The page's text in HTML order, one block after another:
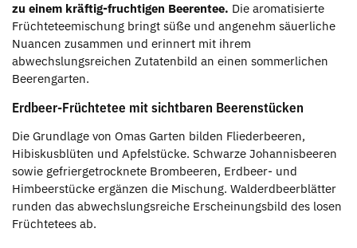
zu einem kräftig-fruchtigen Beerentee. Die aromatisierte
Früchteteemischung bringt süße und angenehm säuerliche
Nuancen zusammen und erinnert mit ihrem
abwechslungsreichen Zutatenbild an einen sommerlichen
Beerengarten.
Erdbeer-Früchtetee mit sichtbaren Beerenstücken
Die Grundlage von Omas Garten bilden Fliederbeeren,
Hibiskusblüten und Apfelstücke. Schwarze Johannisbeeren
sowie gefriergetrocknete Brombeeren, Erdbeer- und
Himbeerstücke ergänzen die Mischung. Walderdbeerblätter
runden das abwechslungsreiche Erscheinungsbild des losen
Früchtetees ab.